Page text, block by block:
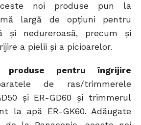
noi produse pun la
largă de opţiuni pentru
şi nedureroasă, precum şi
a pielii și a picioarelor.
pentru îngrijire
de ras/trimmerele
și ER-GD60 și trimmerul
la apă ER-GK60. Adăugate